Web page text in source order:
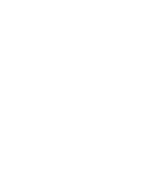
Fenster)